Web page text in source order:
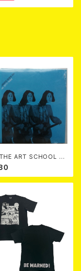
ART SCHOOL D
ON LEEDS PO
1977-84 (帯ライナ
盤仕様) CD